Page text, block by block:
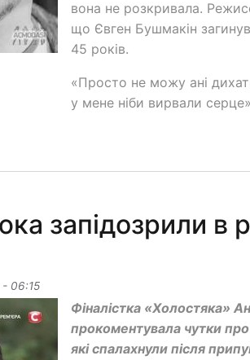
вона не розкривала.
що Євген Бушмакін
45 років.
«Просто не можу ані
у мене ніби вирвали
запідозрили в
- 06:15
Фіналістка «Холостяка»
прокоментувала чутки
які спалахнули після